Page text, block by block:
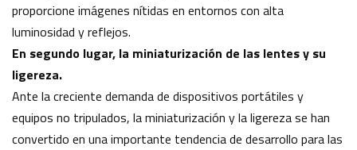
proporcione imágenes nítidas en entornos con alta
luminosidad y reflejos.
En segundo lugar, la miniaturización de las lentes y su
ligereza.
Ante la creciente demanda de dispositivos portátiles y
equipos no tripulados, la miniaturización y la ligereza se han
convertido en una importante tendencia de desarrollo para las